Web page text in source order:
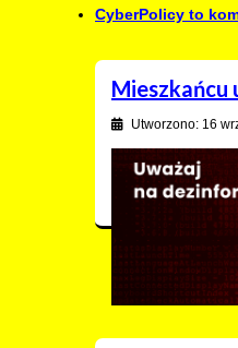
CyberPolicy to
Mieszkańcu
Utworzono: 16